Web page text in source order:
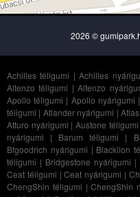
2026 ©
Achilles téligumi |Achilles
Altenzo téligumi |Altenzo
Apollo téligumi | Apollo nyárigumi
téligumi | Atlander nyárigumi |
Atturo nyárigumi |Austone téligumi
nyárigumi | Barum téligumi |
Bfgoodrich nyárigumi | Blacklion
téligumi | Bridgestone nyárigumi |
Ceat téligumi |Ceat nyárigumi |
ChengShin téligumi |ChengShin